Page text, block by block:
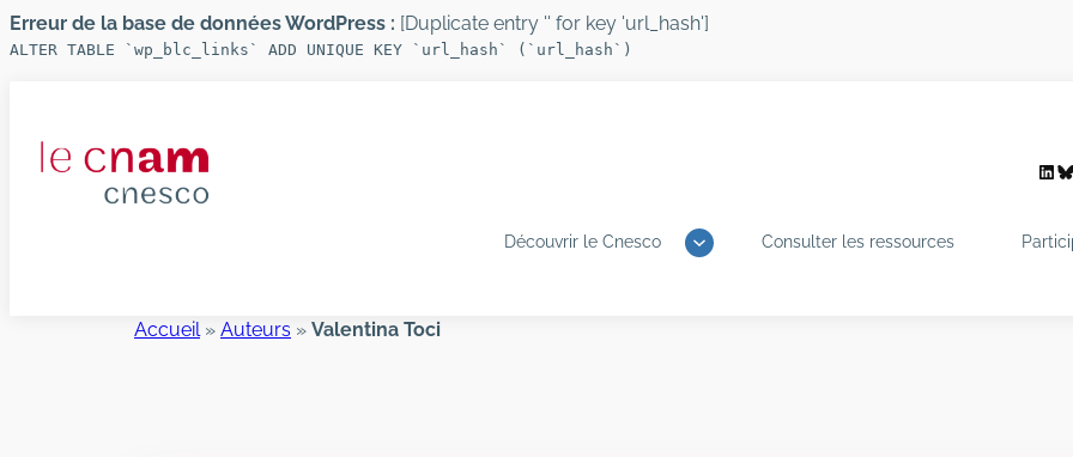
Erreur de la base de données WordPress : [Duplicate entry '' for key 'url_hash']
ALTER TABLE `wp_blc_links` ADD UNIQUE KEY `url_hash` (`url_hash`)
contenu
Découvrir le Cnesco Consulter les ressources
Accueil» Auteurs » Valentina Toci